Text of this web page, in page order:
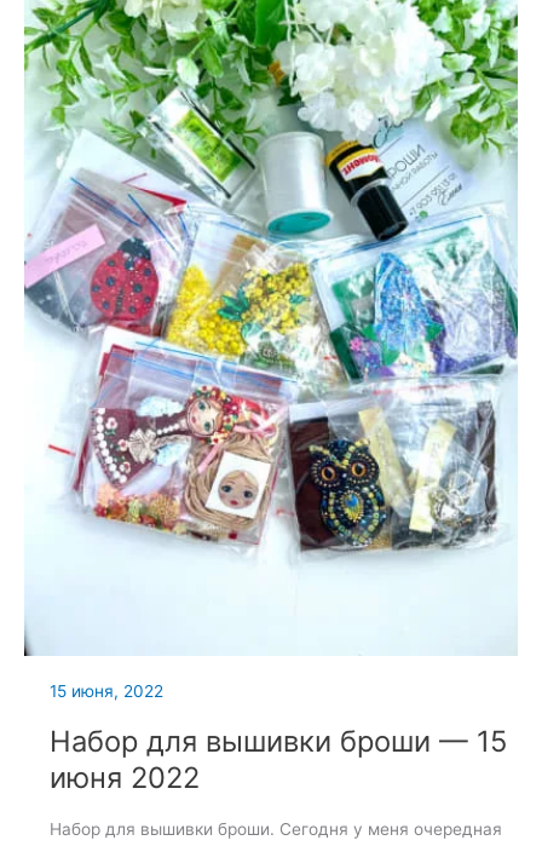
броши
«Полярная
сова»
15 июня, 2022
Набор для вышивки броши — 15
июня 2022
Набор для вышивки броши. Сегодня у меня очередная